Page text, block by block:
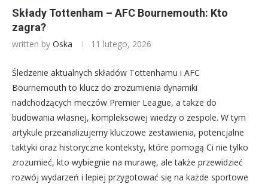
Składy Tottenham – AFC Bournemouth: Kto
zagra?
written by Oska 11 lutego, 2026
Śledzenie aktualnych składów Tottenhamu i AFC
Bournemouth to klucz do zrozumienia dynamiki
nadchodzących meczów Premier League, a także do
budowania własnej, kompleksowej wiedzy o zespole. W tym
artykule przeanalizujemy kluczowe zestawienia, potencjalne
taktyki oraz historyczne konteksty, które pomogą Ci nie tylko
zrozumieć, kto wybiegnie na murawę, ale także przewidzieć
rozwój wydarzeń i lepiej przygotować się na każde sportowe